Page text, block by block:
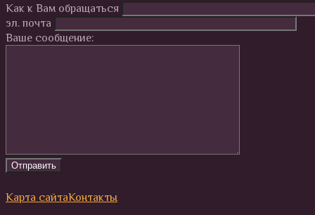
Как к Вам обращаться
эл. почта
Ваше сообщение:
Карта сайтаКонтакты